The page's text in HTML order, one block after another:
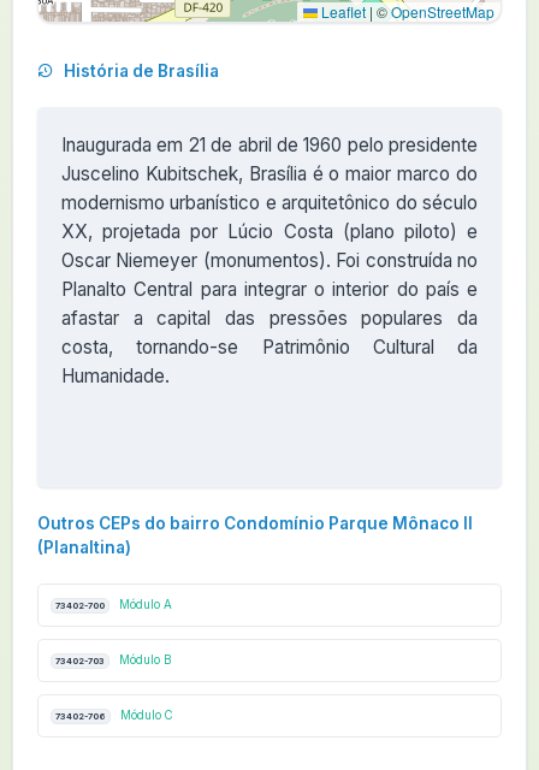
Leaflet | ©OpenStreetMap
História de Brasília
Inaugurada em 21 de abril de 1960 pelo presidente
Juscelino Kubitschek, Brasília é o maior marco do
modernismo urbanístico e arquitetônico do século
XX, projetada por Lúcio Costa (plano piloto) e
Oscar Niemeyer (monumentos). Foi construída no
Planalto Central para integrar o interior do país e
afastar a capital das pressões populares da
costa, tornando-se Patrimônio Cultural da
Humanidade.
Outros CEPs do bairro Condomínio Parque Mônaco II
(Planaltina)
73402-700 Módulo A
73402-703 Módulo B
73402-706 Módulo C